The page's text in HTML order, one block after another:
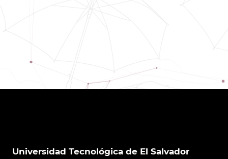
Universidad Tecnológica de El Salvador